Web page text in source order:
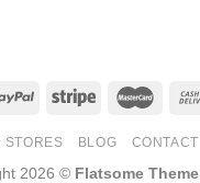
STORES BLOG CONTACT
2026 © Flatsome Theme